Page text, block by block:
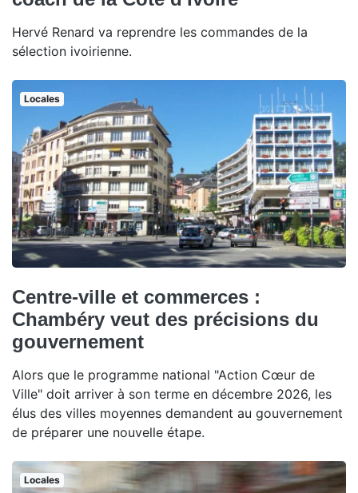
Hervé Renard va reprendre les commandes de la
sélection ivoirienne.
Locales
Centre-ville et commerces :
Chambéry veut des précisions du
gouvernement
Alors que le programme national "Action Cœur de
Ville" doit arriver à son terme en décembre 2026, les
élus des villes moyennes demandent au gouvernement
de préparer une nouvelle étape.
Locales